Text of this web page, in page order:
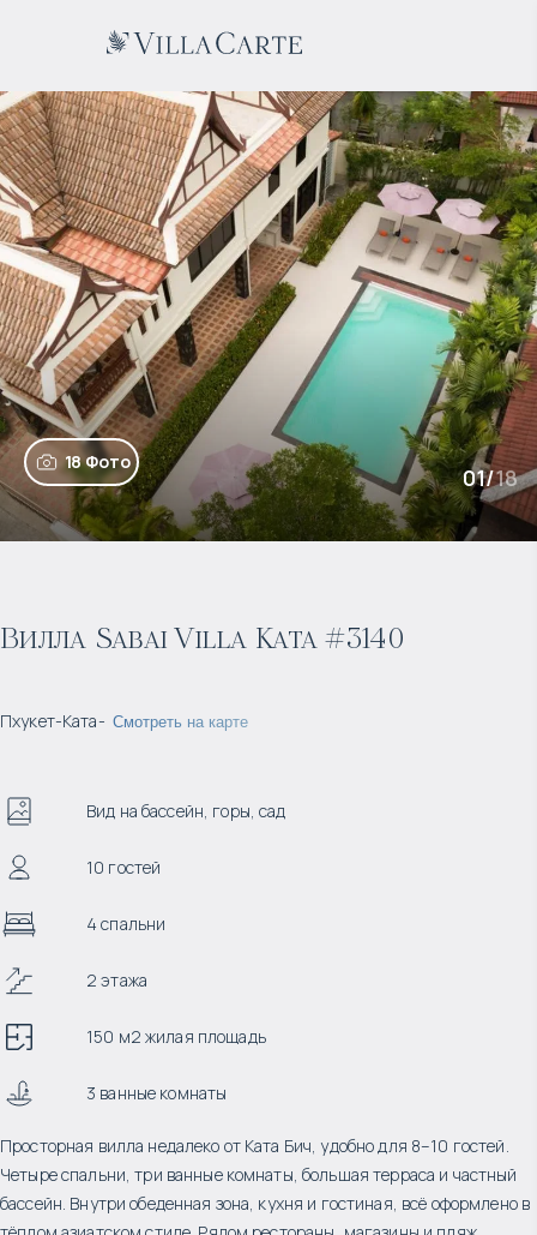
18 Фото
01/18
Вилла Sabai Villa Kata #3140
Пхукет-Ката- Смотреть на карте
Вид на бассейн, горы, сад
10 гостей
4 спальни
2 этажа
150 м2 жилая площадь
3 ванные комнаты
Просторная вилла недалеко от Ката Бич, удобно для 8–10 гостей.
Четыре спальни, три ванные комнаты, большая терраса и частный
бассейн. Внутри обеденная зона, кухня и гостиная, всё оформлено в